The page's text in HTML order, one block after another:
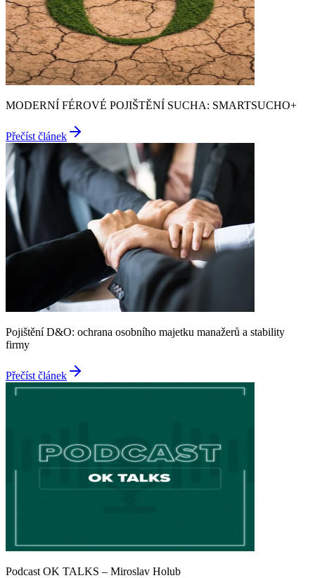
MODERNÍ FÉROVÉ POJIŠTĚNÍ SUCHA: SMARTSUCHO+
Přečíst článek
Pojištění D&O: ochrana osobního majetku manažerů a stability
firmy
Přečíst článek
Podcast OK TALKS – Miroslav Holub